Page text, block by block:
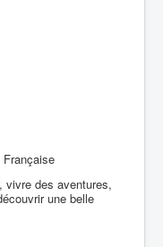
Française
vivre des aventures,
une belle